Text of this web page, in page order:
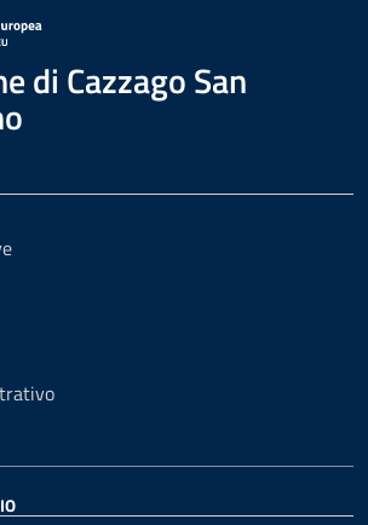
di Cazzago San